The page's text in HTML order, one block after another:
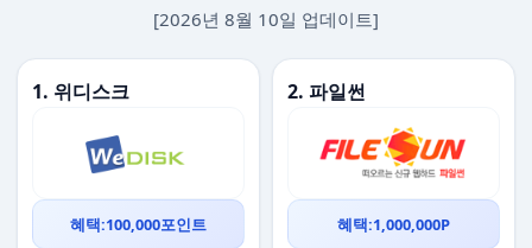
[2026년 8월 10일 업데이트]
1. 위디스크
혜택:100,000포인트
2. 파일썬
혜택:1,000,000P